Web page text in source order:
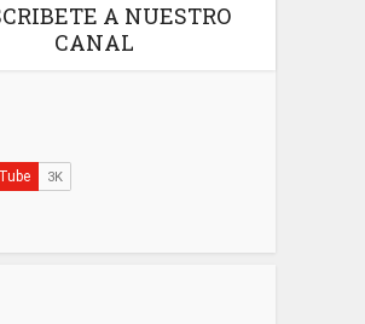
A NUESTRO
CANAL